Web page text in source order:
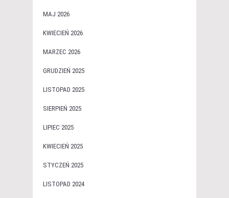
MAJ 2026
KWIECIEŃ 2026
MARZEC 2026
GRUDZIEŃ 2025
LISTOPAD 2025
SIERPIEŃ 2025
LIPIEC 2025
KWIECIEŃ 2025
STYCZEŃ 2025
LISTOPAD 2024